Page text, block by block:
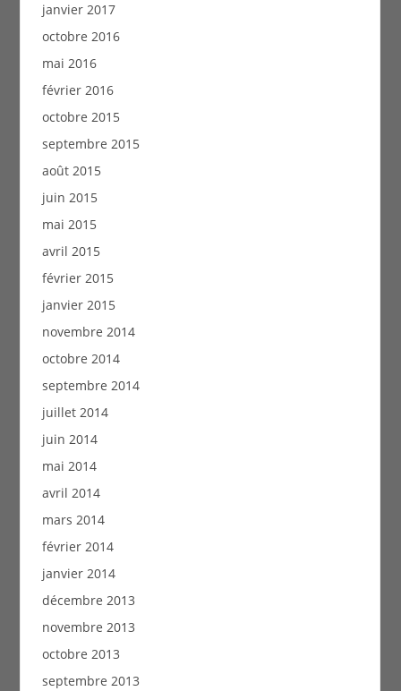
janvier 2017
octobre 2016
mai 2016
février 2016
octobre 2015
septembre 2015
août 2015
juin 2015
mai 2015
avril 2015
février 2015
janvier 2015
novembre 2014
octobre 2014
septembre 2014
juillet 2014
juin 2014
mai 2014
avril 2014
mars 2014
février 2014
janvier 2014
décembre 2013
novembre 2013
octobre 2013
septembre 2013